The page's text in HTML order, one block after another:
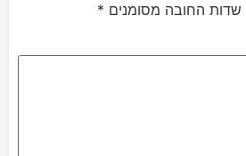
שדות החובה מסומנים *